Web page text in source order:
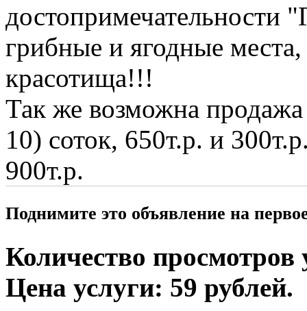
достопримечательности
грибные и ягодные
красотища!!!
Так же возможна продажа
10) соток, 650т.р. и
900т.р.
Поднимите это объявление на
Количество просмотров
Цена услуги: 59 рублей.